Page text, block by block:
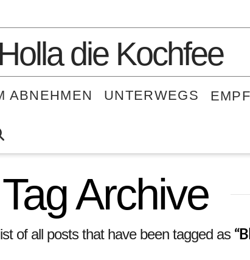
ABNEHMEN UNTERWEGS
Tag Archive
of all posts that have been tagged as